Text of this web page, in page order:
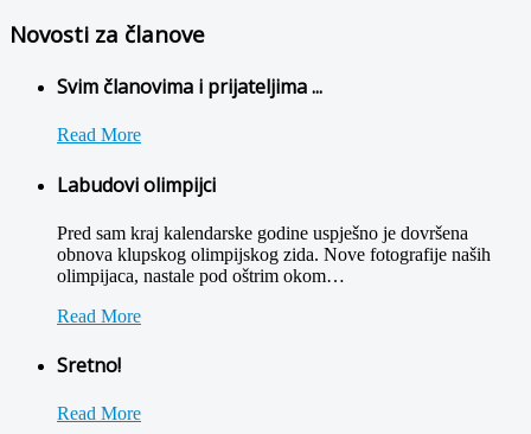
Novosti za članove
Svim članovima i prijateljima ...
Read More
Labudovi olimpijci
Pred sam kraj kalendarske godine uspješno je dovršena
obnova klupskog olimpijskog zida. Nove fotografije naših
olimpijaca, nastale pod oštrim okom…
Read More
Sretno!
Read More